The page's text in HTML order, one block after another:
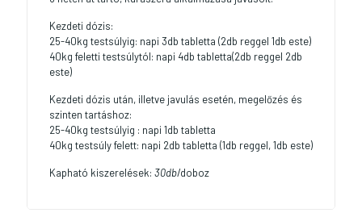
Kezdeti dózis:
25-40kg testsúlyig: napi 3db tabletta (2db reggel 1db este)
40kg feletti testsúlytól: napi 4db tabletta(2db reggel 2db
este)
Kezdeti dózis után, illetve javulás esetén, megelőzés és
szinten tartáshoz:
25-40kg testsúlyig : napi 1db tabletta
40kg testsúly felett: napi 2db tabletta (1db reggel, 1db este)
Kapható kiszerelések: 30db/doboz